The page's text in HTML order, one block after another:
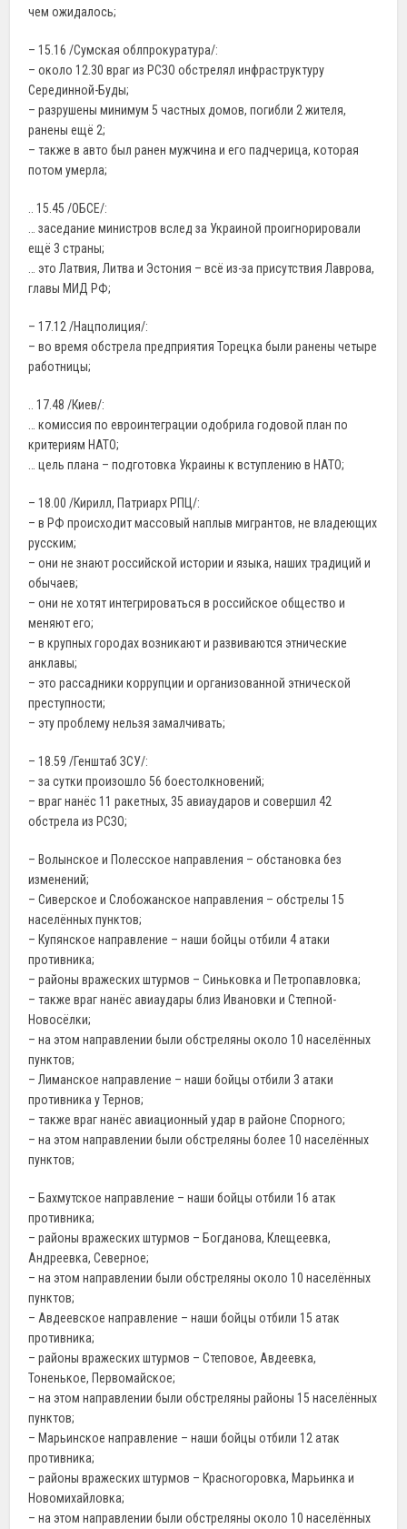
чем ожидалось;
– 15.16 /Сумская облпрокуратура/:
– около 12.30 враг из РСЗО обстрелял инфраструктуру
Серединной-Буды;
– разрушены минимум 5 частных домов, погибли 2 жителя,
ранены ещё 2;
– также в авто был ранен мужчина и его падчерица, которая
потом умерла;
.. 15.45 /ОБСЕ/:
… заседание министров вслед за Украиной проигнорировали
ещё 3 страны;
… это Латвия, Литва и Эстония – всё из-за присутствия Лаврова,
главы МИД РФ;
– 17.12 /Нацполиция/:
– во время обстрела предприятия Торецка были ранены четыре
работницы;
.. 17.48 /Киев/:
… комиссия по евроинтеграции одобрила годовой план по
критериям НАТО;
… цель плана – подготовка Украины к вступлению в НАТО;
– 18.00 /Кирилл, Патриарх РПЦ/:
– в РФ происходит массовый наплыв мигрантов, не владеющих
русским;
– они не знают российской истории и языка, наших традиций и
обычаев;
– они не хотят интегрироваться в российское общество и
меняют его;
– в крупных городах возникают и развиваются этнические
анклавы;
– это рассадники коррупции и организованной этнической
преступности;
– эту проблему нельзя замалчивать;
– 18.59 /Генштаб ЗСУ/:
– за сутки произошло 56 боестолкновений;
– враг нанёс 11 ракетных, 35 авиаударов и совершил 42
обстрела из РСЗО;
– Волынское и Полесское направления – обстановка без
изменений;
– Сиверское и Слобожанское направления – обстрелы 15
населённых пунктов;
– Купянское направление – наши бойцы отбили 4 атаки
противника;
– районы вражеских штурмов – Синьковка и Петропавловка;
– также враг нанёс авиаудары близ Ивановки и Степной-
Новосёлки;
– на этом направлении были обстреляны около 10 населённых
пунктов;
– Лиманское направление – наши бойцы отбили 3 атаки
противника у Тернов;
– также враг нанёс авиационный удар в районе Спорного;
– на этом направлении были обстреляны более 10 населённых
пунктов;
– Бахмутское направление – наши бойцы отбили 16 атак
противника;
– районы вражеских штурмов – Богданова, Клещеевка,
Андреевка, Северное;
– на этом направлении были обстреляны около 10 населённых
пунктов;
– Авдеевское направление – наши бойцы отбили 15 атак
противника;
– районы вражеских штурмов – Степовое, Авдеевка,
Тоненькое, Первомайское;
– на этом направлении были обстреляны районы 15 населённых
пунктов;
– Марьинское направление – наши бойцы отбили 12 атак
противника;
– районы вражеских штурмов – Красногоровка, Марьинка и
Новомихайловка;
– на этом направлении были обстреляны около 10 населённых